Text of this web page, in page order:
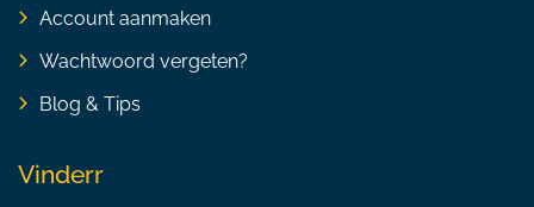
Account aanmaken
Wachtwoord vergeten?
Blog & Tips
Vinderr